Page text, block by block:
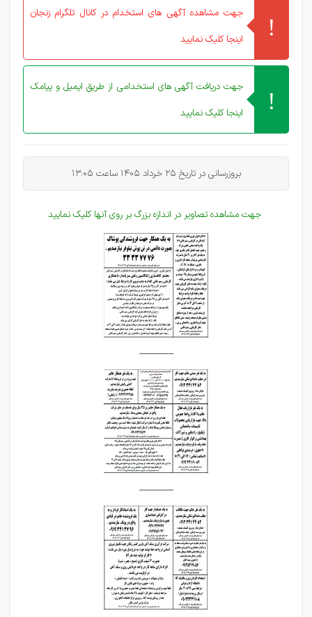
جهت مشاهده آگهی های استخدام در کانال تلگرام زنجان
اینجا کلیک نمایید
جهت دریافت آگهی های استخدامی از طریق ایمیل و پیامک
اینجا کلیک نمایید
بروزرسانی در تاریخ 25 خرداد 1405 ساعت 13:05
جهت مشاهده تصاویر در اندازه بزرگ بر روی آنها کلیک نمایید
_______
_______